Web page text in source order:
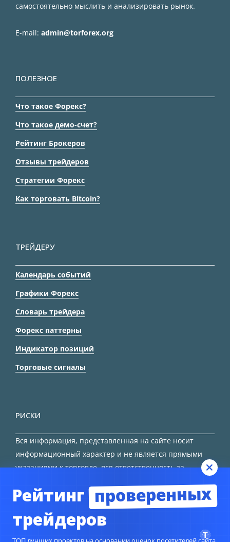
самостоятельно мыслить и анализировать рынок.
E-mail: admin@torforex.org
ПОЛЕЗНОЕ
Что такое Форекс?
Что такое демо-счет?
Рейтинг Брокеров
Отзывы трейдеров
Стратегии Форекс
Как торговать Bitcoin?
ТРЕЙДЕРУ
Календарь событий
Графики Форекс
Словарь трейдера
Форекс паттерны
Индикатор позиций
Торговые сигналы
РИСКИ
Вся информация, представленная на сайте носит
информационный характер и не является прямыми
указаниями к торговле, вся ответственность за
Рейтинг проверенных
трейдеров